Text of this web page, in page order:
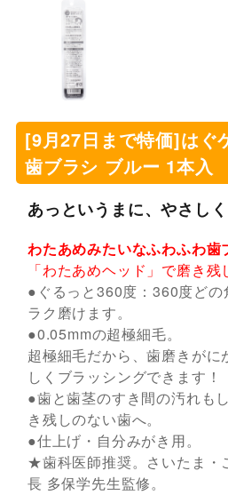
[9月27日まで特価]はぐ
歯ブラシ ブルー 1本入
あっというまに、やさしく
わたあめみたいなふわふわ歯
「わたあめヘッド」で磨き残
●ぐるっと360度：360度どの
ラク磨けます。
●0.05mmの超極細毛。
超極細毛だから、歯磨きがに
しくブラッシングできます！
●歯と歯茎のすき間の汚れも
き残しのない歯へ。
●仕上げ・自分みがき用。
★歯科医師推奨。さいたま・
長 多保学先生監修。